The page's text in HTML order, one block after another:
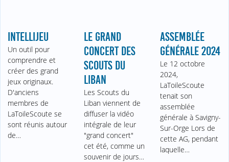
INTELLIJEU
Un outil pour
comprendre et
créer des grand
jeux originaux.
D'anciens
membres de
LaToileScoute se
sont réunis autour
de…
LE GRAND
CONCERT DES
SCOUTS DU
LIBAN
Les Scouts du
Liban viennent de
diffuser la vidéo
intégrale de leur
"grand concert"
cet été, comme un
souvenir de jours…
ASSEMBLÉE
GÉNÉRALE 2024
Le 12 octobre
2024,
LaToileScoute
tenait son
assemblée
générale à Savigny-
Sur-Orge Lors de
cette AG, pendant
laquelle…